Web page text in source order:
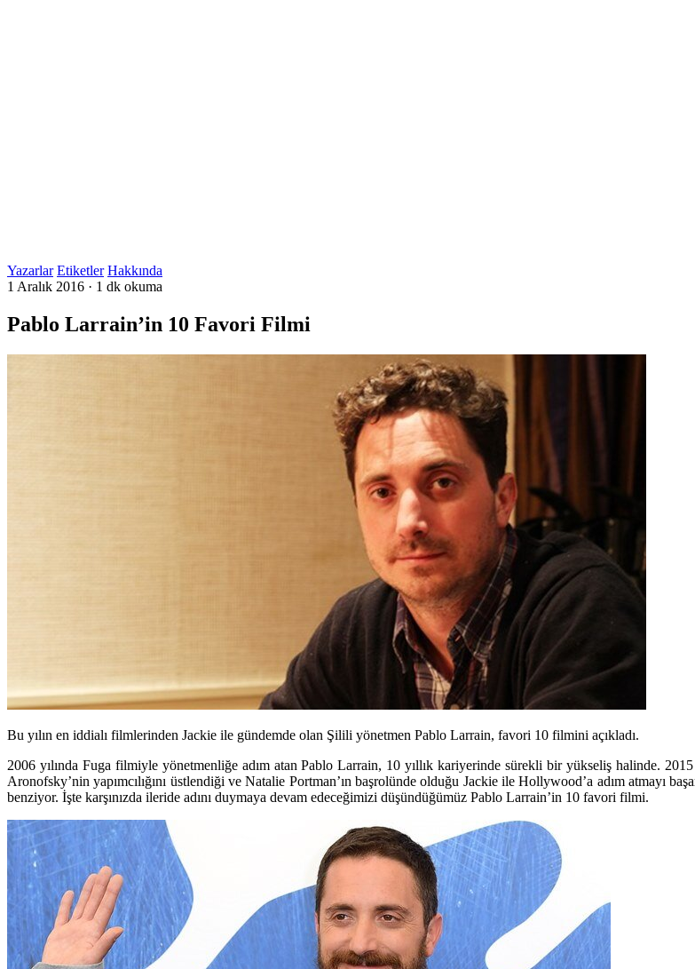
Yazarlar Etiketler Hakkında
1 Aralık 2016 · 1 dk okuma
Pablo Larrain’in 10 Favori Filmi
Bu yılın en iddialı filmlerinden Jackie ile gündemde olan Şilili yönetmen Pablo Larrain, favori 10 filmini açıkladı.
2006 yılında Fuga filmiyle yönetmenliğe adım atan Pablo Larrain, 10 yıllık kariyerinde sürekli bir yükseliş halinde.
Aronofsky’nin yapımcılığını üstlendiği ve Natalie Portman’ın başrolünde olduğu Jackie ile Hollywood’a adım atmayı
benziyor. İşte karşınızda ileride adını duymaya devam edeceğimizi düşündüğümüz Pablo Larrain’in 10 favori filmi.